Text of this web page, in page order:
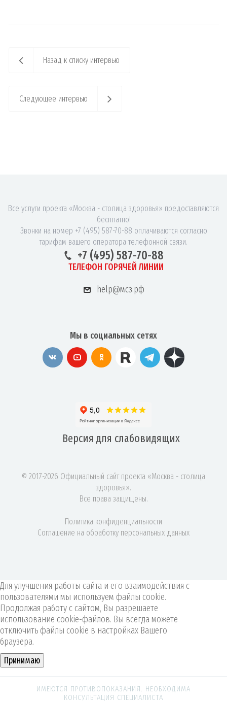
Назад к списку интервью
Следующее интервью
Все услуги проекта «Москва - столица здоровья» предоставляются
бесплатно!
Звонки на номер +7 (495) 587-70-88 оплачиваются согласно
тарифам вашего оператора телефонной связи.
+7 (495) 587-70-88
ТЕЛЕФОН ГОРЯЧЕЙ ЛИНИИ
help@мсз.рф
Мы в социальных сетях
Версия для слабовидящих
© 2017-2026 Официальный сайт проекта «Москва - столица
здоровья».
Все права защищены.
Политика конфиденциальности
Соглашение на обработку персональных данных
ИМЕЮТСЯ ПРОТИВОПОКАЗАНИЯ. НЕОБХОДИМА
КОНСУЛЬТАЦИЯ СПЕЦИАЛИСТА
Для улучшения работы сайта и его взаимодействия с
пользователями мы используем файлы cookie.
Продолжая работу с сайтом, Вы разрешаете
использование cookie-файлов. Вы всегда можете
отключить файлы cookie в настройках Вашего
браузера.
Принимаю